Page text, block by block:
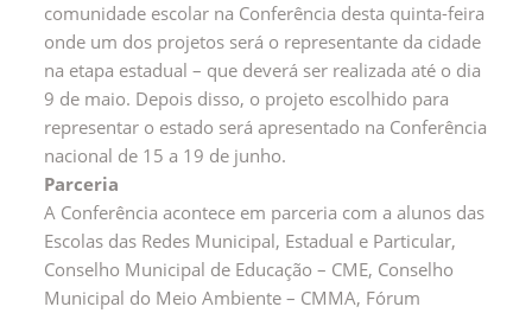
comunidade escolar na Conferência desta quinta-feira
onde um dos projetos será o representante da cidade
na etapa estadual – que deverá ser realizada até o dia
9 de maio. Depois disso, o projeto escolhido para
representar o estado será apresentado na Conferência
nacional de 15 a 19 de junho.
Parceria
A Conferência acontece em parceria com a alunos das
Escolas das Redes Municipal, Estadual e Particular,
Conselho Municipal de Educação – CME, Conselho
Municipal do Meio Ambiente – CMMA, Fórum